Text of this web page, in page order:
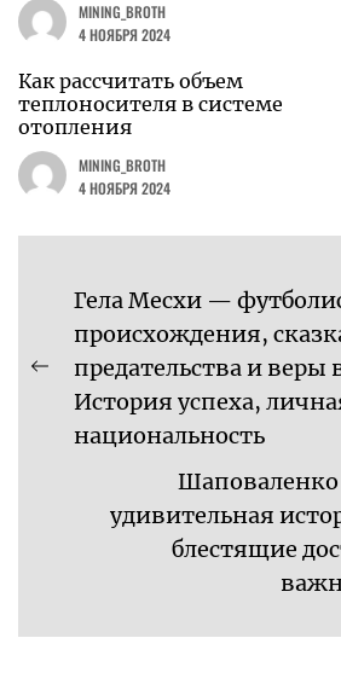
MINING_BROTH
4 НОЯБРЯ 2024
Как рассчитать объем
теплоносителя в системе
отопления
MINING_BROTH
4 НОЯБРЯ 2024
Навигация
записям
Предыдущая
запись:
Гела Месхи —
происхождения,
предательства и веры
История успеха,
национальность
удивительная
блестящие